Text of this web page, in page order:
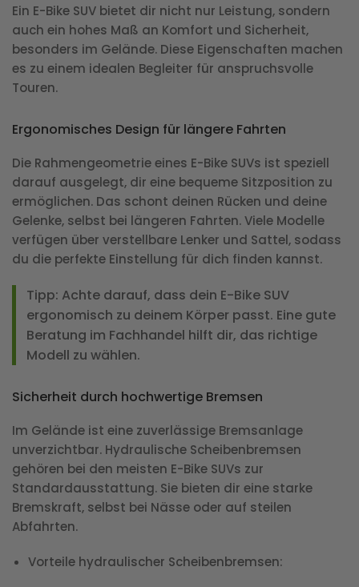
Ein E-Bike SUV bietet dir nicht nur Leistung, sondern
auch ein hohes Maß an Komfort und Sicherheit,
besonders im Gelände. Diese Eigenschaften machen
es zu einem idealen Begleiter für anspruchsvolle
Touren.
Ergonomisches Design für längere Fahrten
Die Rahmengeometrie eines E-Bike SUVs ist speziell
darauf ausgelegt, dir eine bequeme Sitzposition zu
ermöglichen. Das schont deinen Rücken und deine
Gelenke, selbst bei längeren Fahrten. Viele Modelle
verfügen über verstellbare Lenker und Sattel, sodass
du die perfekte Einstellung für dich finden kannst.
Tipp: Achte darauf, dass dein E-Bike SUV
ergonomisch zu deinem Körper passt. Eine gute
Beratung im Fachhandel hilft dir, das richtige
Modell zu wählen.
Sicherheit durch hochwertige Bremsen
Im Gelände ist eine zuverlässige Bremsanlage
unverzichtbar. Hydraulische Scheibenbremsen
gehören bei den meisten E-Bike SUVs zur
Standardausstattung. Sie bieten dir eine starke
Bremskraft, selbst bei Nässe oder auf steilen
Abfahrten.
Vorteile hydraulischer Scheibenbremsen: